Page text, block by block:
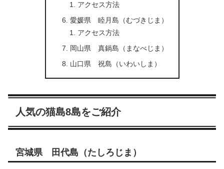
アクセス方法
愛媛県 睦月島（むづきじま）
アクセス方法
岡山県 真鍋島（まなべじま）
山口県 祝島（いわいしま）
人気の猫島8島をご紹介
宮城県 田代島（たしろじま）